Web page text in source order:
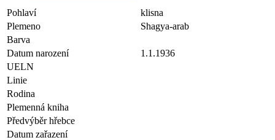
Pohlaví
klisna
Plemeno
Shagya-arab
Barva
Datum narození
1.1.1936
UELN
Linie
Rodina
Plemenná kniha
Předvýběr hřebce
Datum zařazení